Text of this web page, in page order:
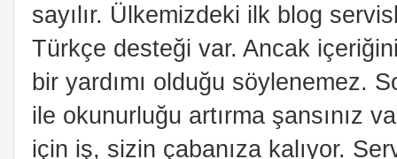
sayılır. Ülkemizdeki ilk blog
Türkçe desteği var. Ancak
bir yardımı olduğu söylenemez.
ile okunurluğu artırma şansınız
için iş, sizin çabanıza kalıyor.